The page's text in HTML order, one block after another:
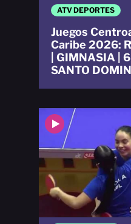
ATV DEPORTES
Juegos
Caribe 2026:
| GIMNASIA | 6
SANTO